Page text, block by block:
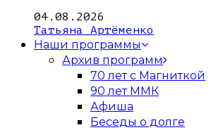
04.08.2026
Татьяна Артёменко
Наши программы
Архив программ
70 лет с Магниткой
90 лет ММК
Афиша
Беседы о долге